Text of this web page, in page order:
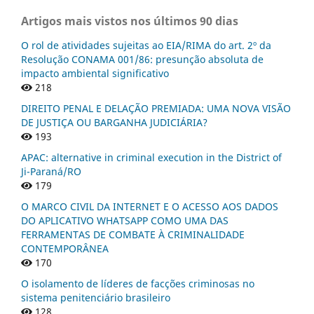
Artigos mais vistos nos últimos 90 dias
O rol de atividades sujeitas ao EIA/RIMA do art. 2º da
Resolução CONAMA 001/86: presunção absoluta de
impacto ambiental significativo
218
DIREITO PENAL E DELAÇÃO PREMIADA: UMA NOVA VISÃO
DE JUSTIÇA OU BARGANHA JUDICIÁRIA?
193
APAC: alternative in criminal execution in the District of
Ji-Paraná/RO
179
O MARCO CIVIL DA INTERNET E O ACESSO AOS DADOS
DO APLICATIVO WHATSAPP COMO UMA DAS
FERRAMENTAS DE COMBATE À CRIMINALIDADE
CONTEMPORÂNEA
170
O isolamento de líderes de facções criminosas no
sistema penitenciário brasileiro